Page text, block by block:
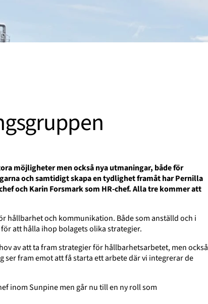
möjligheter men också nya utmaningar, både för
och samtidigt skapa en tydlighet framåt harPernilla
och Karin Forsmark som HR-chef. Alla tre kommer att
hållbarhet och kommunikation. Både som anställd och i
att hålla ihop bolagets olika strategier.
av att ta fram strategier för hållbarhetsarbetet, men också
fram emot att få starta ett arbete där vi integrerar de
inom Sunpine men går nu till en ny roll som